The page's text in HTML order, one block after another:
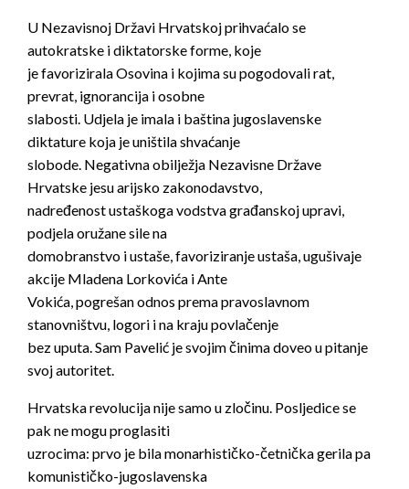
U Nezavisnoj Državi Hrvatskoj prihvaćalo se
autokratske i diktatorske forme, koje
je favorizirala Osovina i kojima su pogodovali rat,
prevrat, ignorancija i osobne
slabosti. Udjela je imala i baština jugoslavenske
diktature koja je uništila shvaćanje
slobode. Negativna obilježja Nezavisne Države
Hrvatske jesu arijsko zakonodavstvo,
nadređenost ustaškoga vodstva građanskoj upravi,
podjela oružane sile na
domobranstvo i ustaše, favoriziranje ustaša, ugušivaje
akcije Mladena Lorkovića i Ante
Vokića, pogrešan odnos prema pravoslavnom
stanovništvu, logori i na kraju povlačenje
bez uputa. Sam Pavelić je svojim činima doveo u pitanje
svoj autoritet.
Hrvatska revolucija nije samo u zločinu. Posljedice se
pak ne mogu proglasiti
uzrocima: prvo je bila monarhističko-četnička gerila pa
komunističko-jugoslavenska